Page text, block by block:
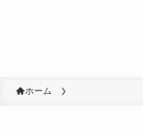
ホーム